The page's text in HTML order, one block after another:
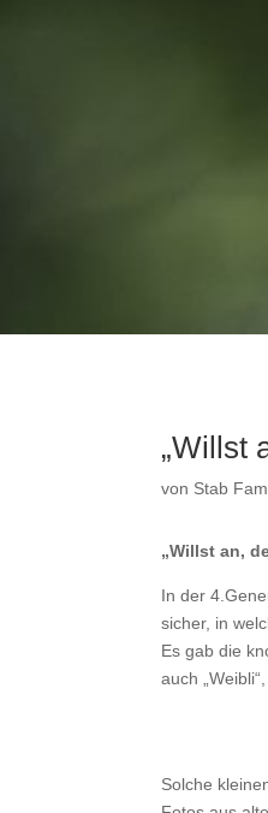
„Willst
von Stab
„Willst an,
In der
sicher, in
Es gab die
auch
Solche